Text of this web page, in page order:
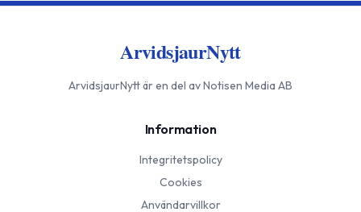
ArvidsjaurNytt
ArvidsjaurNyttär en del av Notisen Media AB
Information
Integritetspolicy
Cookies
Användarvillkor